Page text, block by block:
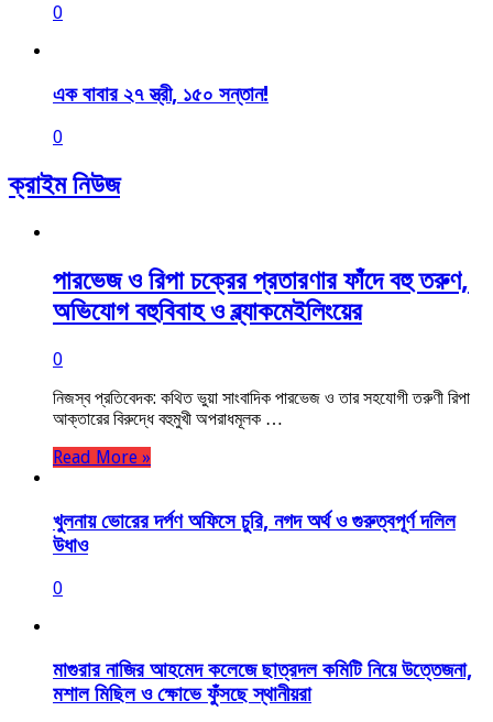
0
এক বাবার ২৭ স্ত্রী, ১৫০ সন্তান!
0
ক্রাইম নিউজ
পারভেজ ও রিপা চক্রের প্রতারণার ফাঁদে বহু তরুণ,
অভিযোগ বহুবিবাহ ও ব্ল্যাকমেইলিংয়ের
0
নিজস্ব প্রতিবেদক: কথিত ভুয়া সাংবাদিক পারভেজ ও তার সহযোগী তরুণী রিপা
আক্তারের বিরুদ্ধে বহুমুখী অপরাধমূলক …
Read More »
খুলনায় ভোরের দর্পণ অফিসে চুরি, নগদ অর্থ ও গুরুত্বপূর্ণ দলিল
উধাও
0
মাগুরার নাজির আহমেদ কলেজে ছাত্রদল কমিটি নিয়ে উত্তেজনা,
মশাল মিছিল ও ক্ষোভে ফুঁসছে স্থানীয়রা